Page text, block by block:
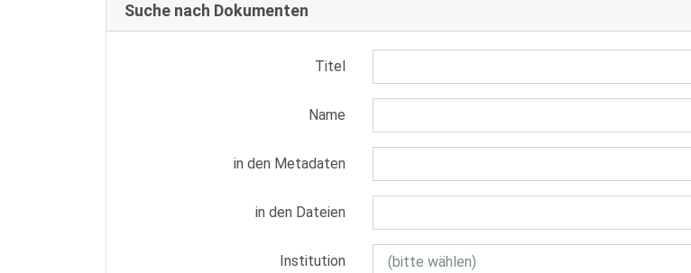
Suche nach Dokumenten
Titel
Name
in den Metadaten
in den Dateien
Institution